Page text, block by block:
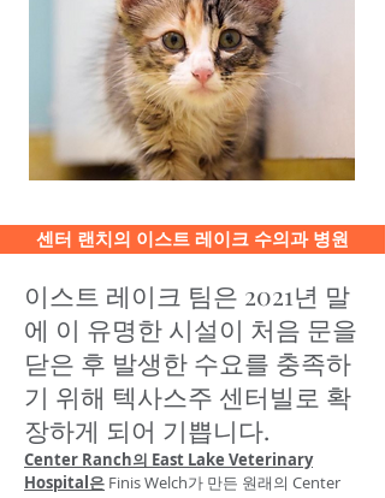
센터 랜치의 이스트 레이크 수의과 병원
이스트 레이크 팀은 2021년 말
에 이 유명한 시설이 처음 문을
닫은 후 발생한 수요를 충족하
기 위해 텍사스주 센터빌로 확
장하게 되어 기쁩니다.
Center Ranch의 East Lake Veterinary
Hospital은 Finis Welch가 만든 원래의 Center